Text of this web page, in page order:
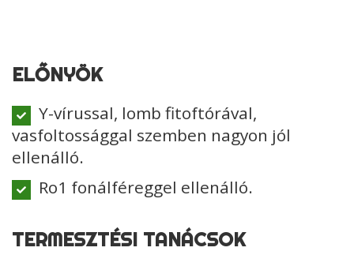
ELŐNYÖK
Y-vírussal, lomb fitoftórával,
vasfoltossággal szemben nagyon jól
ellenálló.
Ro1 fonálféreggel ellenálló.
TERMESZTÉSI TANÁCSOK